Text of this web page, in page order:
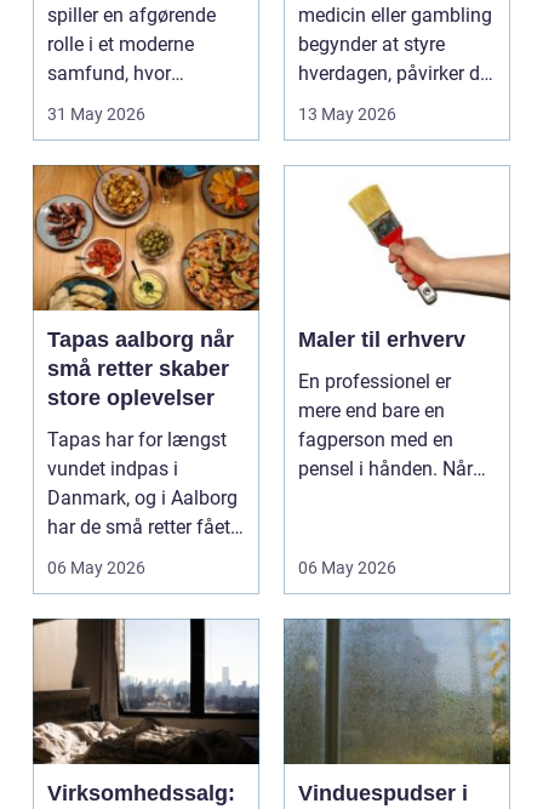
spiller en afgørende
rolle i et moderne
samfund, hvor
industrien bliver mere
31 May 2026
medicin eller gambling
begynder at styre
hverdagen, påvirker det
ikke kun pers...
13 May 2026
Tapas aalborg når
små retter skaber
store oplevelser
Tapas har for længst
vundet indpas i
Danmark, og i Aalborg
har de små retter fået
deres helt eget li...
06 May 2026
Maler til erhverv
En professionel er
mere end bare en
fagperson med en
pensel i hånden. Når
06 May 2026
Virksomhedssalg:
Vinduespudser i